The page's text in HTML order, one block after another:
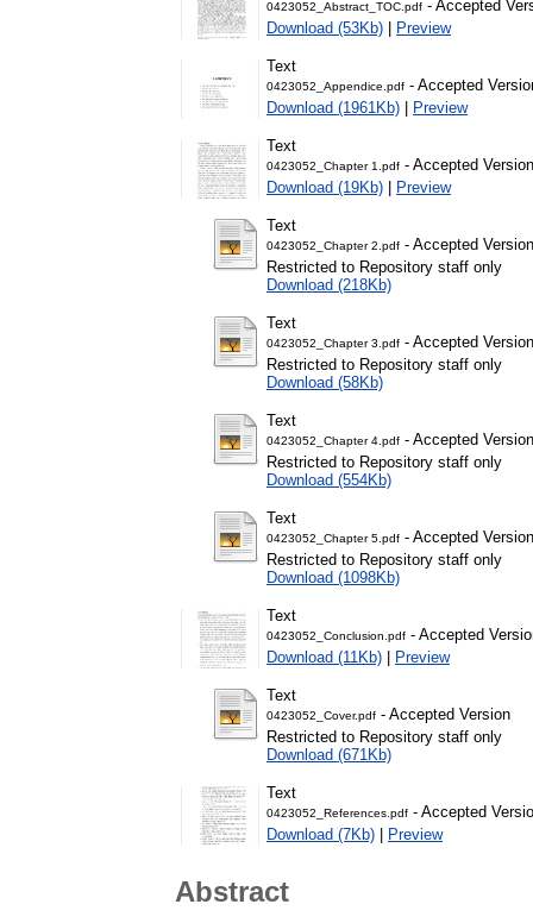
0423052_Abstract_TOC.pdf - Accepted
Download (53Kb) | Preview
Text
0423052_Appendice.pdf - Accepted
Download (1961Kb) | Preview
Text
0423052_Chapter 1.pdf - Accepted Version
Download (19Kb) | Preview
Text
0423052_Chapter 2.pdf - Accepted Version
Restricted to Repository staff only
Download (218Kb)
Text
0423052_Chapter 3.pdf - Accepted Version
Restricted to Repository staff only
Download (58Kb)
Text
0423052_Chapter 4.pdf - Accepted Version
Restricted to Repository staff only
Download (554Kb)
Text
0423052_Chapter 5.pdf - Accepted Version
Restricted to Repository staff only
Download (1098Kb)
Text
0423052_Conclusion.pdf - Accepted
Download (11Kb) | Preview
Text
0423052_Cover.pdf - Accepted Version
Restricted to Repository staff only
Download (671Kb)
Text
0423052_References.pdf - Accepted
Download (7Kb) | Preview
Abstract